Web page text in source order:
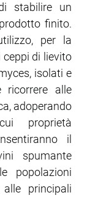
stabilire un
finito.
per la
ceppi di lievito
isolati e
ricorrere alle
adoperando
proprietà
il
spumante
popolazioni
principali